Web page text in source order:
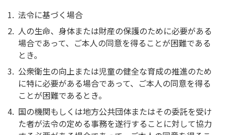
法令に基づく場合
人の生命、身体または財産の保護のために必要がある
場合であって、ご本人の同意を得ることが困難である
とき。
公衆衛生の向上または児童の健全な育成の推進のため
に特に必要がある場合であって、ご本人の同意を得る
ことが困難であるとき。
国の機関もしくは地方公共団体またはその委託を受け
た者が法令の定める事務を遂行することに対して協力